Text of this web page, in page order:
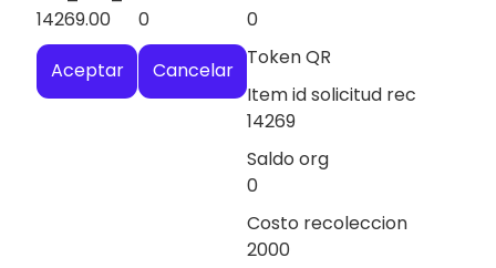
14269.00
Aceptar
0
Cancelar
0
Token QR
Item id solicitud rec
14269
Saldo org
0
Costo recoleccion
2000